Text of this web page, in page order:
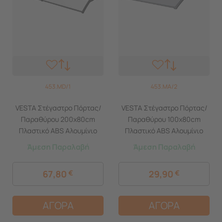
453.MD/1
VESTA Στέγαστρο Πόρτας/
Παραθύρου 200x80cm
Πλαστικό ABS Αλουμίνιο
Πάχους 1mm
Ανθρακί-Διάφανο
Άμεση Παραλαβή
67,80 €
ΑΓΟΡΑ
453.MA/2
VESTA Στέγαστρο Πόρτας/
Παραθύρου 100x80cm
Πλαστικό ABS Αλουμίνιο
Πάχους 1mm
Ανθρακί-Διάφανο Ανθρακί
Άμεση Παραλαβή
29,90 €
ΑΓΟΡΑ